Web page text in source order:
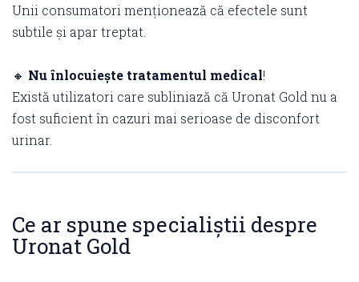
Unii consumatori menționează că efectele sunt
subtile și apar treptat.
🔸 Nu înlocuiește tratamentul medical!
Există utilizatori care subliniază că Uronat Gold nu a
fost suficient în cazuri mai serioase de disconfort
urinar.
Ce ar spune specialiștii despre
Uronat Gold